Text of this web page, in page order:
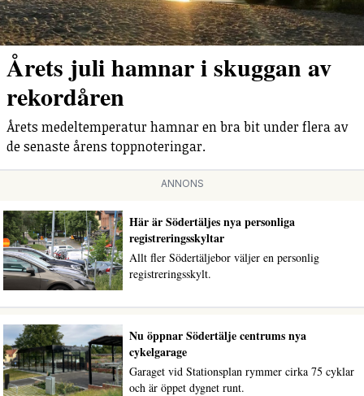
Årets juli hamnar i skuggan av
rekordåren
Årets medeltemperatur hamnar en bra bit under flera av
de senaste årens toppnoteringar.
ANNONS
Här är Södertäljes nya personliga
registreringsskyltar
Allt fler Södertäljebor väljer en personlig
registreringsskylt.
Nu öppnar Södertälje centrums nya
cykelgarage
Garaget vid Stationsplan rymmer cirka 75 cyklar
och är öppet dygnet runt.